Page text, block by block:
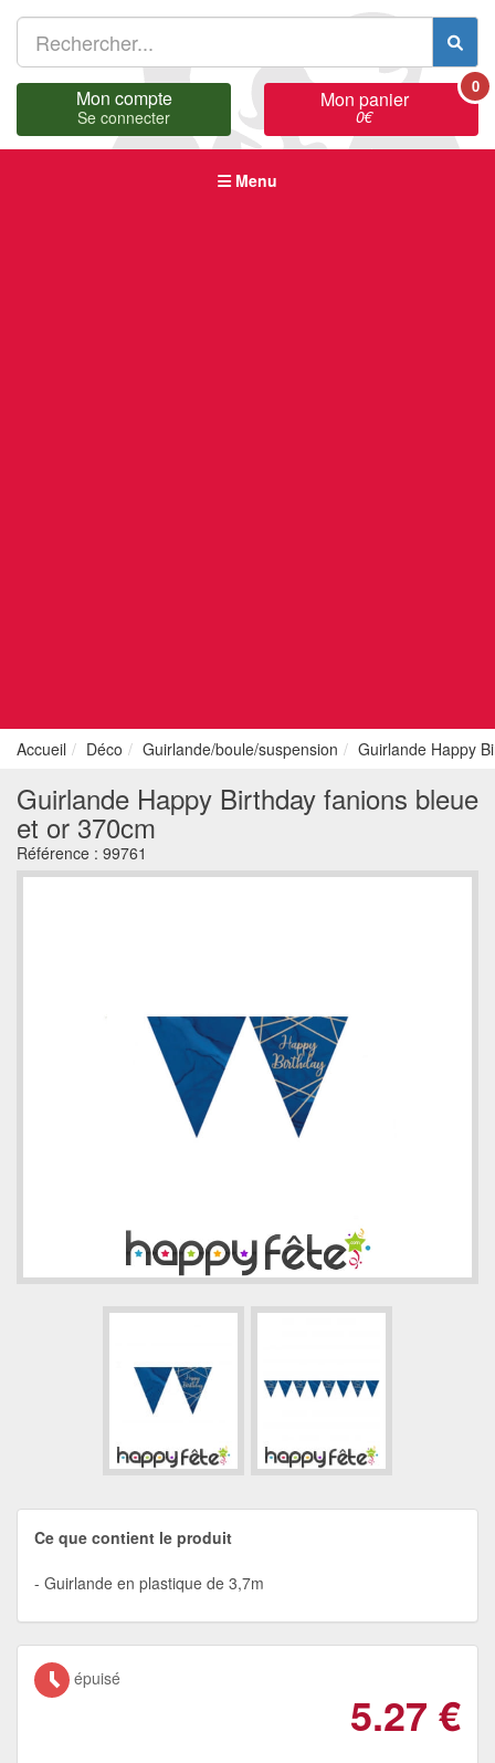
Mon compte
Se connecter
Mon panier
0€
0
Menu
Accueil Déco Guirlande/boule/suspension Guirlande Happy
Guirlande Happy Birthday fanions bleue
et or 370cm
Référence : 99761
Ce que contient le produit
Guirlande en plastique de 3,7m
épuisé
5.27 €